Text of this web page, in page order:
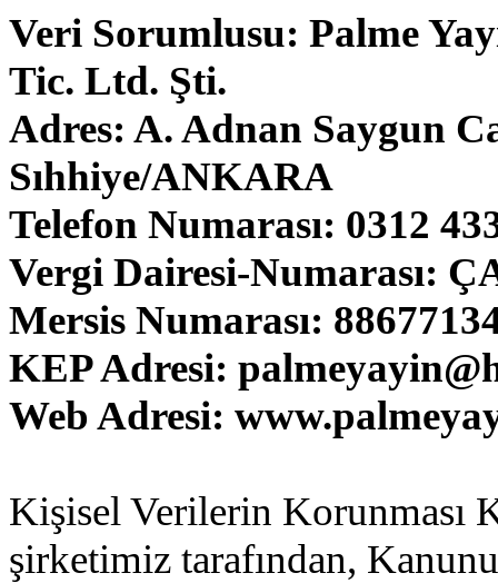
Veri Sorumlusu: Palme
Tic. Ltd. Şti.
Adres: A. Adnan Saygun
Sıhhiye/ANKARA
Telefon Numarası: 0312
Vergi Dairesi-Numarası:
Mersis Numarası:
KEP Adresi:
Web Adresi:
Kişisel Verilerin Korunması
şirketimiz tarafından,